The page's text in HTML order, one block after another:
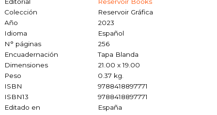
Editorial
Reservoir Books
Colección
Reservoir Gráfica
Año
2023
Idioma
Español
N° páginas
256
Encuadernación
Tapa Blanda
Dimensiones
21.00 x 19.00
Peso
0.37 kg.
ISBN
9788418897771
ISBN13
9788418897771
Editado en
España